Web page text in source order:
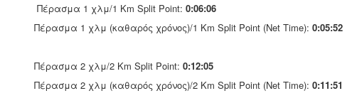
Πέρασμα 1 χλμ/1 Km Split Point: 0:06:06
Πέρασμα 1 χλμ (καθαρός χρόνος)/1 Km Split Point (Net Time): 0:05:52
Πέρασμα 2 χλμ/2 Km Split Point: 0:12:05
Πέρασμα 2 χλμ (καθαρός χρόνος)/2 Km Split Point (Net Time): 0:11:51